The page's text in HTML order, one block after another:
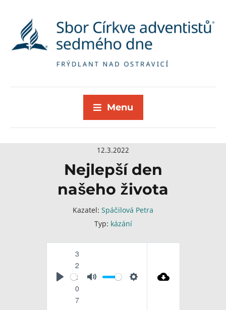
Menu
12.3.2022
Nejlepší den
našeho života
Kazatel: Spáčilová Petra
Typ: kázání
P
3
2
:
0
7
M
S